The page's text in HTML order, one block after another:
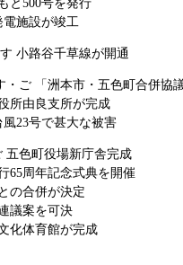
と500号を発行
電施設が竣工
小路谷千草線が開通
・ご 「洲本市・五色町合併協
所由良支所が完成
風23号で甚大な被害
五色町役場新庁舎完成
65周年記念式典を開催
の合併が決定
議案を可決
化体育館が完成